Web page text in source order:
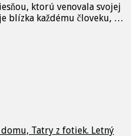
ktorú venovala svojej
blízka každému človeku, …